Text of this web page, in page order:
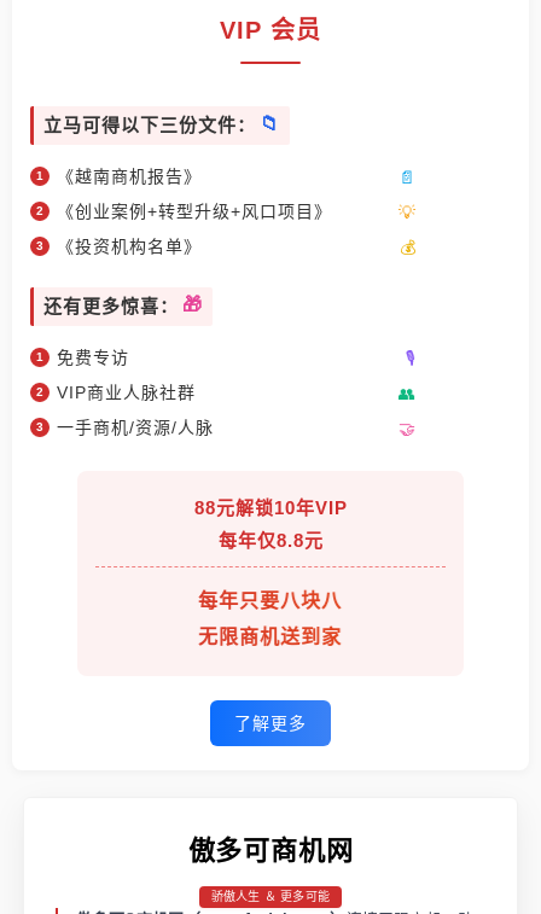
VIP 会员
立马可得以下三份文件：
《越南商机报告》
《创业案例+转型升级+风口项目》
《投资机构名单》
还有更多惊喜：
免费专访
VIP商业人脉社群
一手商机/资源/人脉
88元解锁10年VIP
每年仅8.8元
每年只要八块八
无限商机送到家
了解更多
傲多可商机网
骄傲人生 ＆ 更多可能